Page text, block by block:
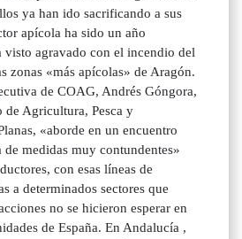
ya han ido sacrificando a sus
apícola ha sido un año
visto agravado con el incendio del
zonas «más apícolas» de Aragón.
de COAG, Andrés Góngora,
Agricultura, Pesca y
«aborde en un encuentro
de medidas muy contundentes»
con esas líneas de
a determinados sectores que
no se hicieron esperar en
de España. En Andalucía ,